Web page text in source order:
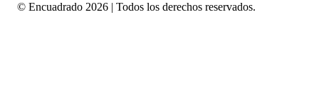
© Encuadrado 2026 | Todos los derechos reservados.